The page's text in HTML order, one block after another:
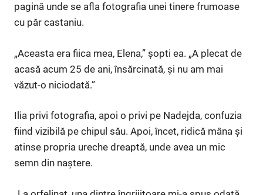
pagină unde se afla fotografia unei tinere frumoase
cu păr castaniu.
„Aceasta era fiica mea, Elena,” șopti ea. „A plecat de
acasă acum 25 de ani, însărcinată, și nu am mai
văzut-o niciodată.”
Ilia privi fotografia, apoi o privi pe Nadejda, confuzia
fiind vizibilă pe chipul său. Apoi, încet, ridică mâna și
atinse propria ureche dreaptă, unde avea un mic
semn din naștere.